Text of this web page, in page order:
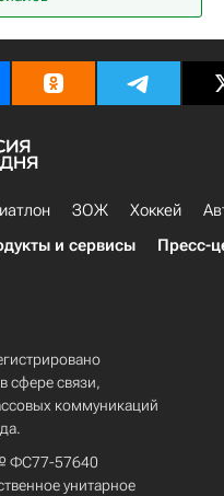
ЗОЖ Хоккей
и сервисы Пресс-
сфере связи,
коммуникаций
ФС77-57640
унитарное